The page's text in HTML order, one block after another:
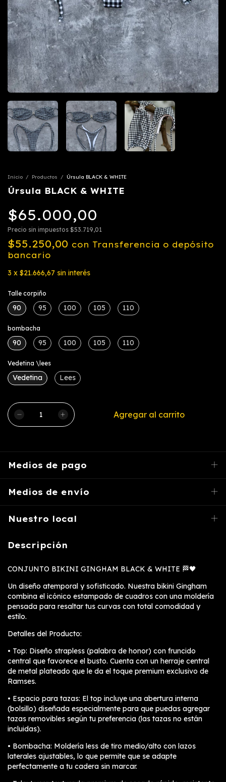
Inicio / Productos / Úrsula BLACK & WHITE
Úrsula BLACK & WHITE
$65.000,00
Precio sin impuestos $53.719,01
$55.250,00 con Transferencia o depósito
bancario
3 x $21.666,67 sin interés
Talle corpiño
90 95 100 105 110
bombacha
90 95 100 105 110
Vedetina \lees
Vedetina Lees
Medios de pago
Medios de envío
Nuestro local
Descripción
CONJUNTO BIKINI GINGHAM BLACK & WHITE 🏁🖤
Un diseño atemporal y sofisticado. Nuestra bikini Gingham
combina el icónico estampado de cuadros con una moldería
pensada para resaltar tus curvas con total comodidad y
estilo.
Detalles del Producto:
• Top: Diseño strapless (palabra de honor) con fruncido
central que favorece el busto. Cuenta con un herraje central
de metal plateado que le da el toque premium exclusivo de
Ramses.
• Espacio para tazas: El top incluye una abertura interna
(bolsillo) diseñada especialmente para que puedas agregar
tazas removibles según tu preferencia (las tazas no están
incluidas).
• Bombacha: Moldería less de tiro medio/alto con lazos
laterales ajustables, lo que permite que se adapte
perfectamente a tu cadera sin marcar.